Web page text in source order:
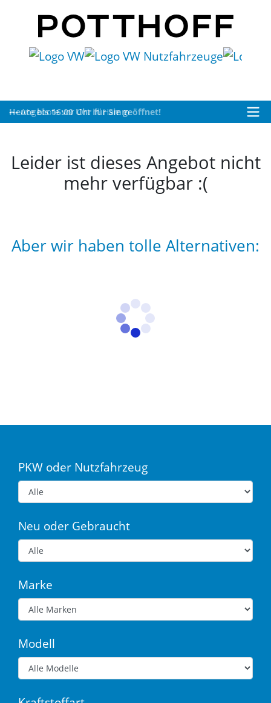
Heute bis 16:00 Uhr für Sie geöffnet!
Leider ist dieses Angebot nicht
mehr verfügbar :(
Aber wir haben tolle Alternativen:
PKW oder Nutzfahrzeug
Neu oder Gebraucht
Marke
Modell